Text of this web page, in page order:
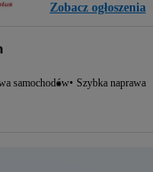
Zobacz ogłoszenia
samochodów Szybka naprawa